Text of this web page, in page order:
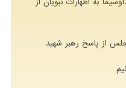
از پاسخ رهبر شهید